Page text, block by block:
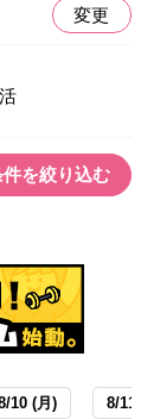
変更
件を絞り込む
10 (月) 8/11 (